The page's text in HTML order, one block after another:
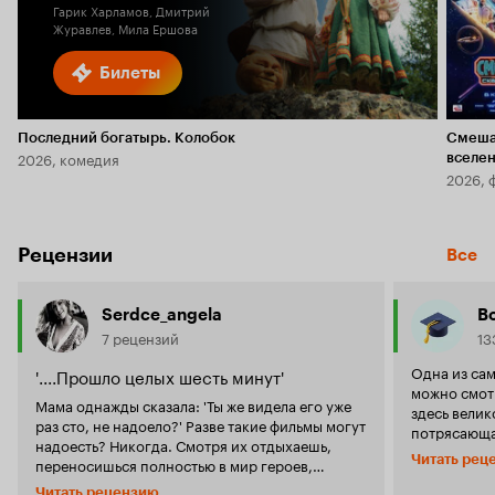
Билеты
Гарик Харламов, Дмитрий
Журавлев, Мила Ершова
Последний богатырь. Колобок
2026, комедия
2026,
Рецензии Все
Serdce_angela
7 рецензий
'....Прошло целых шесть минут'
Мама однажды сказала: 'Ты же видела его уже
раз сто, не надоело?' Разве такие фильмы могут
надоесть? Никогда. Смотря их отдыхаешь,
переносишься полностью в мир героев,
реально переживаешь все, что с ними
Одна из
можно
здесь
брызнуть в
всех-всех-
Читать